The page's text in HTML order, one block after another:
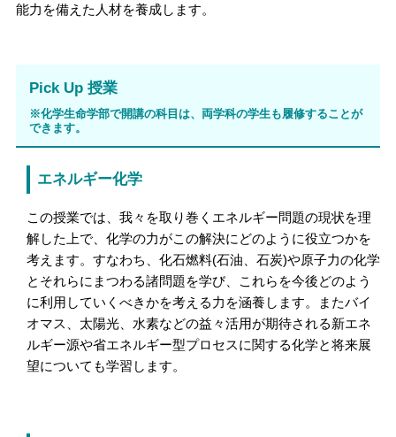
能力を備えた人材を養成します。
Pick Up 授業
※化学生命学部で開講の科目は、両学科の学生も履修することが
できます。
エネルギー化学
この授業では、我々を取り巻くエネルギー問題の現状を理
解した上で、化学の力がこの解決にどのように役立つかを
考えます。すなわち、化石燃料(石油、石炭)や原子力の化学
とそれらにまつわる諸問題を学び、これらを今後どのよう
に利用していくべきかを考える力を涵養します。またバイ
オマス、太陽光、水素などの益々活用が期待される新エネ
ルギー源や省エネルギー型プロセスに関する化学と将来展
望についても学習します。